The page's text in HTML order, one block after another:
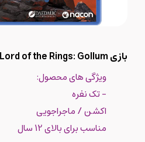
بازی The Lord of the Rings: Gollum برای ps5
ویژگی های محصول:
- تک نفره
اکشن / ماجراجویی
مناسب برای بالای 12 سال